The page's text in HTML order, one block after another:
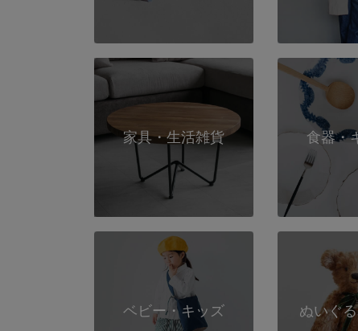
家具・生活雑貨 食器・
ベビー・キッズ ぬいぐ